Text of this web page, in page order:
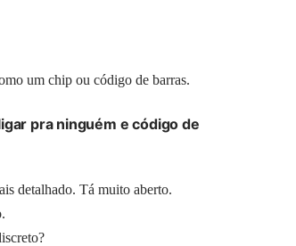
um chip ou código de barras.
pra ninguém e código de
detalhado. Tá muito aberto.